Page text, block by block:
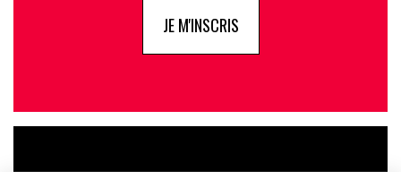
JE M'INSCRIS